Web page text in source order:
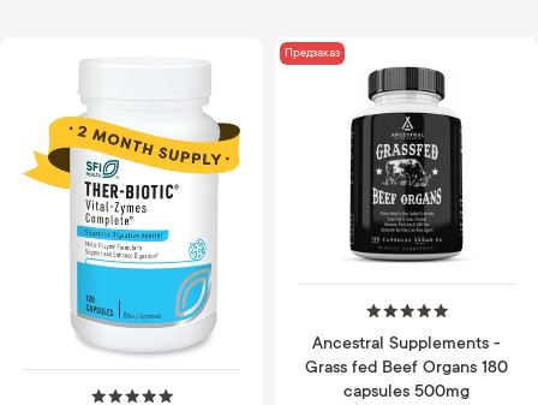
Предзаказ
Ancestral Supplements -
Grass fed Beef Organs 180
capsules 500mg